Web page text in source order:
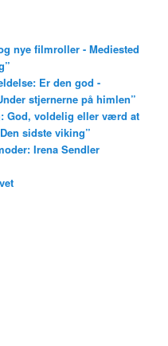
nye filmroller - Mediested
Er den god -
stjernerne på himlen”
God, voldelig eller værd at
sidste viking”
Irena Sendler